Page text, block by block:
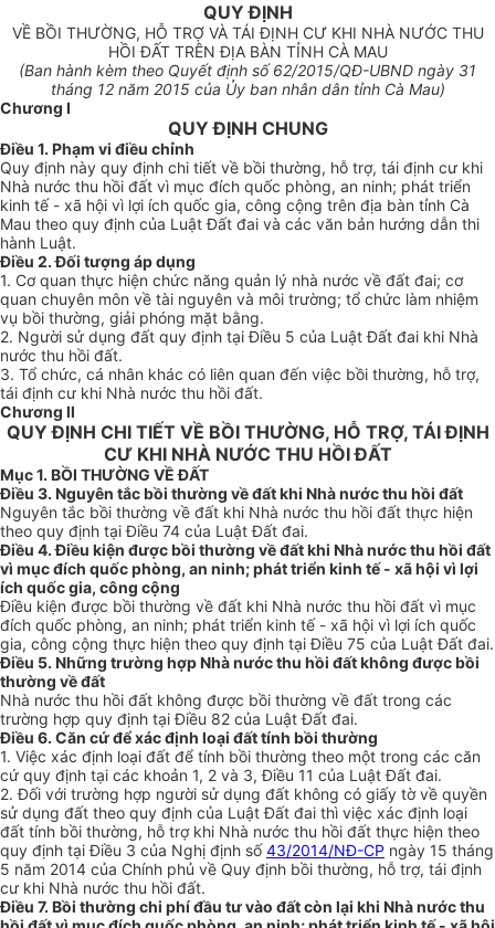
QUY ĐỊNH
VỀ BỒI THƯỜNG, HỖ TRỢ VÀ TÁI ĐỊNH CƯ KHI NHÀ NƯỚC THU
HỒI ĐẤT TRÊN ĐỊA BÀN TỈNH CÀ MAU
(Ban hành kèm theo Quyết định số62/2015/QĐ-UBND ngày 31
tháng 12 năm 2015 của Ủy ban nhân dân tỉnh Cà Mau)
Chương I
QUY ĐỊNH CHUNG
Điều 1. Phạm vi điều chỉnh
Quy định này quy định chi tiết về bồi thường, hỗ trợ, tái định cư khi
Nhà nước thu hồi đất vì mục đích quốc phòng, an ninh; phát triển
kinh tế - xã hội vì lợi ích quốc gia, công cộng trên địa bàn tỉnh Cà
Mau theo quy định của Luật Đất đai và các văn bản hướng dẫn thi
hành Luật.
Điều 2. Đối tượng áp dụng
1. Cơ quan thực hiện chức năng quản lý nhà nước về đất đai; cơ
quan chuyên môn về tài nguyên và môi trường; tổ chức làm nhiệm
vụ bồi thường, giải phóng mặt bằng.
2. Người sử dụng đất quy định tại Điều 5 của Luật Đất đai khi Nhà
nước thu hồi đất.
3. Tổ chức, cá nhân khác có liên quan đến việc bồi thường, hỗ trợ,
tái định cư khi Nhà nước thu hồi đất.
Chương ll
QUY ĐỊNH CHI TIẾT VỀ BỒI THƯỜNG, HỖ TRỢ, TÁI ĐỊNH
CƯ KHI NHÀ NƯỚC THU HỒI ĐẤT
Mục 1. BỒI THƯỜNG VỀ ĐẤT
Điều 3. Nguyên tắc bồi thường về đất khi Nhà nước thu hồi đất
Nguyên tắc bồi thường về đất khi Nhà nước thu hồi đất thực hiện
theo quy định tại Điều 74 của Luật Đất đai.
Điều 4. Điều kiện được bồi thường về đất khi Nhà nước thu hồi đất
vì mục đích quốc phòng, an ninh; phát triển kinh tế - xã hội vì lợi
ích quốc gia, công cộng
Điều kiện được bồi thường về đất khi Nhà nước thu hồi đất vì mục
đích quốc phòng, an ninh; phát triển kinh tế - xã hội vì lợi ích quốc
gia, công cộng thực hiện theo quy định tại Điều 75 của LuậtĐất đai.
Điều 5. Những trường hợp Nhà nước thu hồi đất không được bồi
thường về đất
Nhà nước thu hồi đất không được bồi thường về đất trong các
trường hợp quy định tại Điều 82 của Luật Đất đai.
Điều 6. Căn cứ để xác định loại đất tính bồi thường
1. Việc xác định loại đất để tính bồi thường theo một trong các căn
cứ quy định tại các khoản 1, 2 và 3, Điều 11 của Luật Đất đai.
2. Đối với trường hợp người sử dụng đất không có giấy tờ về quyền
sử dụng đất theo quy định của Luật Đất đai thì việc xác định loại
đất tính bồi thường, hỗ trợ khi Nhà nước thu hồi đất thực hiện theo
quy định tại Điều 3 của Nghị định số43/2014/NĐ-CP ngày 15 tháng
5 năm 2014 của Chính phủ về Quy định bồi thường, hỗ trợ, tái định
cư khi Nhà nước thu hồi đất.
Điều 7. Bồi thường chi phí đầu tư vào đất còn lại khi Nhà nước thu